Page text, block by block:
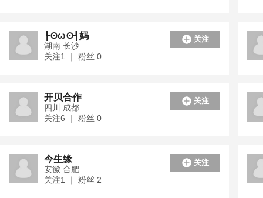
┞⊙ω⊙┦妈
湖南 长沙
关注1 ｜ 粉丝 0
关注
开贝合作
四川 成都
关注6 ｜ 粉丝 0
关注
今生缘
安徽 合肥
关注1 ｜ 粉丝 2
关注